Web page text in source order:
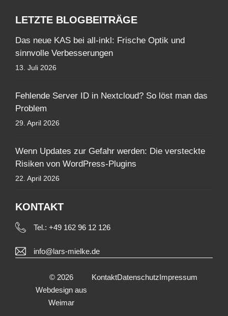
LETZTE BLOGBEITRÄGE
Das neue KAS bei all-inkl: Frische Optik und
sinnvolle Verbesserungen
13. Juli 2026
Fehlende Server ID in Nextcloud? So löst man das
Problem
29. April 2026
Wenn Updates zur Gefahr werden: Die versteckte
Risiken von WordPress-Plugins
22. April 2026
KONTAKT
Tel.: +49 162 96 12 126
info@lars-mielke.de
© 2026
Webdesign aus
Weimar
KontaktDatenschutzImpressum